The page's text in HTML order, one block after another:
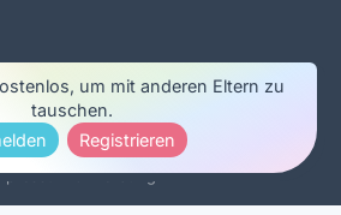
um mit anderen Eltern zu
tauschen.
Registrieren
Medien, Alle Rechte vorbehalten
•Datenschutzerklärung &
Cookie Policy
& Werbung